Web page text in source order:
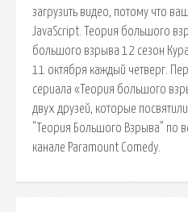
загрузить видео, потому что
JavaScript. Теория большого
большого взрыва 12 сезон
11 октября каждый четверг.
сериала «Теория большого
двух друзей, которые
"Теория Большого Взрыва" по
канале Paramount Comedy.